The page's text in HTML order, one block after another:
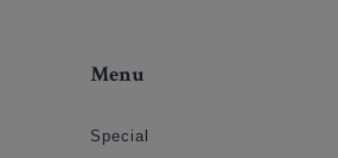
Menu
Special